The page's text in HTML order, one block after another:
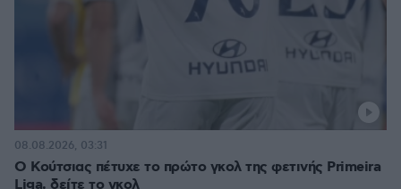
Ο Κούτσιας πέτυχε το πρώτο γκολ της φετινής Primeira
Liga, δείτε το γκολ
08.08.2026, 03:31